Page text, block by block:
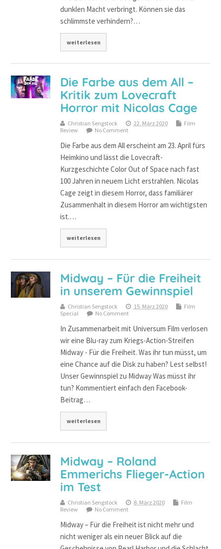
dunklen Macht verbringt. Können sie das
schlimmste verhindern?…
weiterlesen
Die Farbe aus dem All –
Kritik zum Lovecraft
Horror mit Nicolas Cage
Christian Sengstock 22. März 2020
Film
Review
No Comment
Die Farbe aus dem All erscheint am 23. April fürs
Heimkino und lässt die Lovecraft-
Kurzgeschichte Color Out of Space nach fast
100 Jahren in neuem Licht erstrahlen. Nicolas
Cage zeigt in diesem Horror, dass familiärer
Zusammenhalt in diesem Horror am wichtigsten
ist.…
weiterlesen
Midway – Für die Freiheit
in unserem Gewinnspiel
Christian Sengstock 15. März 2020
Film
Special
No Comment
In Zusammenarbeit mit Universum Film verlosen
wir eine Blu-ray zum Kriegs-Action-Streifen
Midway - Für die Freiheit. Was ihr tun müsst, um
eine Chance auf die Disk zu haben? Lest selbst!
Unser Gewinnspiel zu Midway Was müsst ihr
tun? Kommentiert einfach den Facebook-
Beitrag…
weiterlesen
Midway – Roland
Emmerichs Flieger-Action
im Test
Christian Sengstock 8. März 2020
Film
Review
No Comment
Midway – Für die Freiheit ist nicht mehr und
nicht weniger als ein neuer Blick auf die